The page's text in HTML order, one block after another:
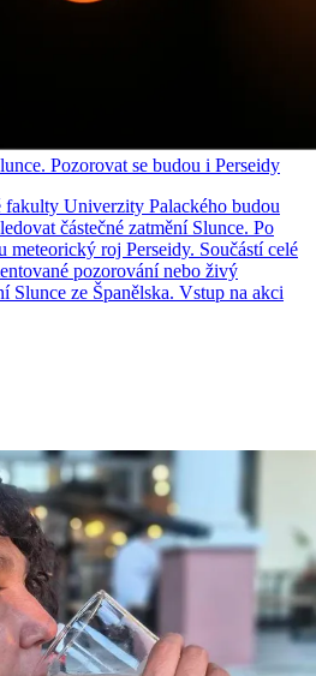
Pozorovat se budou i Perseidy
Univerzity Palackého budou
částečné zatmění Slunce. Po
meteorický roj Perseidy. Součástí celé
pozorování nebo živý
Slunce ze Španělska. Vstup na akci